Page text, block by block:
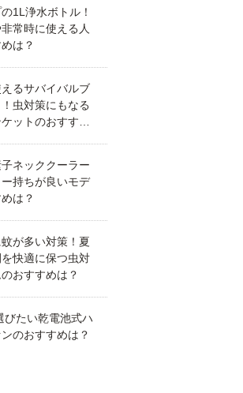
1L浄水ボトル！
常時に使える人
は？
るサバイバルブ
虫対策にもなる
ットのおすすめ
ネッククーラー
ー持ちが良いモデ
は？
が多い対策！夏
快適に保つ虫対
おすすめは？
びたい乾電池式ハ
のおすすめは？